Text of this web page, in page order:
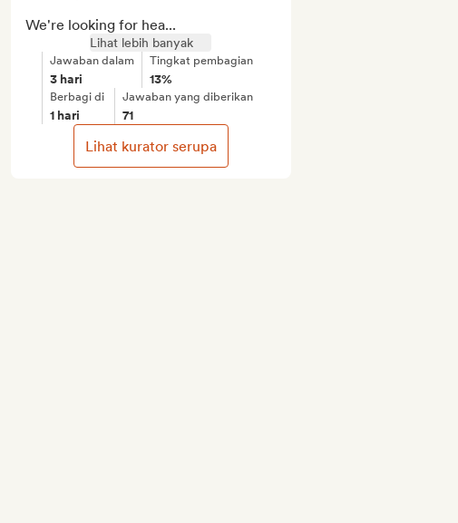
We're looking for hea...
Lihat lebih banyak
Jawaban dalam
3 hari
Tingkat pembagian
13%
Berbagi di
1 hari
Jawaban yang diberikan
71
Lihat kurator serupa